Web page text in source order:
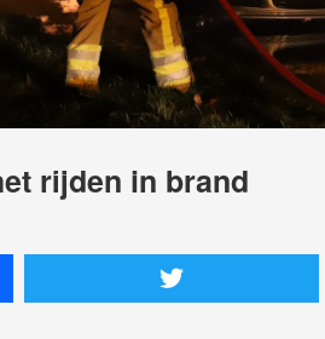
rijden in brand